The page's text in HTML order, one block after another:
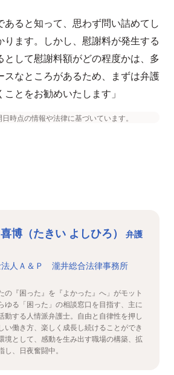
あると知って、思わず問い詰めてし
ります。しかし、慰謝料が発生する
として慰謝料額がどの程度かは、多
スなところがあるため、まずは弁護
とをお勧めいたします」
時点の情報や法律に基づいています。
博（たきい よしひろ）
弁護
人Ａ＆Ｐ 瀧井総合法律事務所
の『困った』を『よかった』へ」がモット
ゆる「困った」の相談窓口を目指す、主に
動する人情派弁護士。自由と自律性を押し
い働き方、楽しく成長し続けることができ
境として、感動を生み出す職場の構築、拡
し、日夜奮闘中。